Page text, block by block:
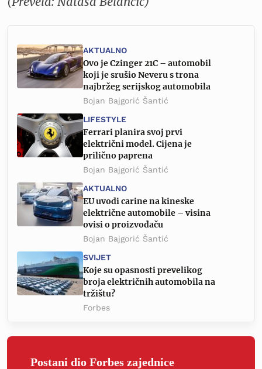
AKTUALNO
Ovo je Czinger 21C – automobil
koji je srušio Neveru s trona
najbržeg serijskog automobila
Bojan Bajgorić Šantić
LIFESTYLE
Ferrari planira svoj prvi
električni model. Cijena je
prilično paprena
Bojan Bajgorić Šantić
AKTUALNO
EU uvodi carine na kineske
električne automobile – visina
ovisi o proizvođaču
Bojan Bajgorić Šantić
SVIJET
Koje su opasnosti prevelikog
broja električnih automobila na
tržištu?
Forbes
Postani dio Forbes zajednice